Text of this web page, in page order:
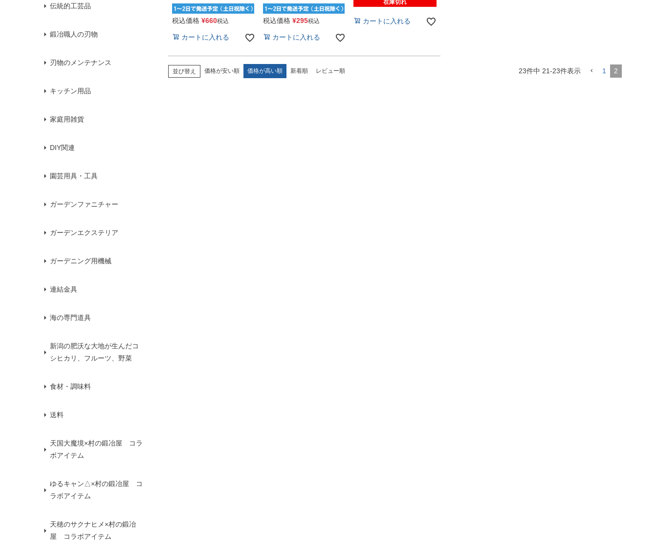
伝統的工芸品
鍛冶職人の刃物
刃物のメンテナンス
キッチン用品
家庭用雑貨
DIY関連
園芸用具・工具
ガーデンファニチャー
ガーデンエクステリア
ガーデニング用機械
連結金具
海の専門道具
新潟の肥沃な大地が生んだコ
シヒカリ、フルーツ、野菜
食材・調味料
送料
天国大魔境×村の鍛冶屋 コラ
ボアイテム
ゆるキャン△×村の鍛冶屋 コ
ラボアイテム
天穂のサクナヒメ×村の鍛冶
屋 コラボアイテム
税込価格 ¥660税込
カートに入れる
税込価格 ¥295税込
カートに入れる
在庫切れ
カートに入れる
並び替え 価格が安い順 価格が高い順 新着順 レビュー順 23件中 21-23件表示 1 2